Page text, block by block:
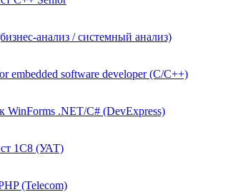
анализ / системный анализ)
embedded software developer (С/С++)
WinForms .NET/C# (DevExpress)
1С8 (УАТ)
(Telecom)